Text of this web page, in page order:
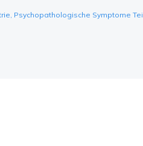
Psychopathologische Symptome